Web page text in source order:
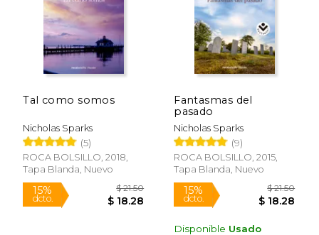
15%
dcto. $ 12.71
15%
dcto.
Tal como somos
Nicholas Sparks
(5)
ROCA BOLSILLO, 2018,
Tapa Blanda, Nuevo
Fantasmas del
pasado
Nicholas Sparks
(9)
ROCA BOLSILLO, 2015,
Tapa Blanda, Nuevo
Disponible Usado